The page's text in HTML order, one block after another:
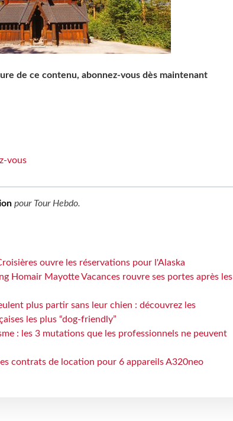
de ce contenu, abonnez-vous dès maintenant
vous
pour Tour Hebdo.
ouvre les réservations pour l'Alaska
Homair Mayotte Vacances rouvre ses portes après les
plus partir sans leur chien : découvrez les
les plus “dog-friendly”
: les 3 mutations que les professionnels ne peuvent
contrats de location pour 6 appareils A320neo